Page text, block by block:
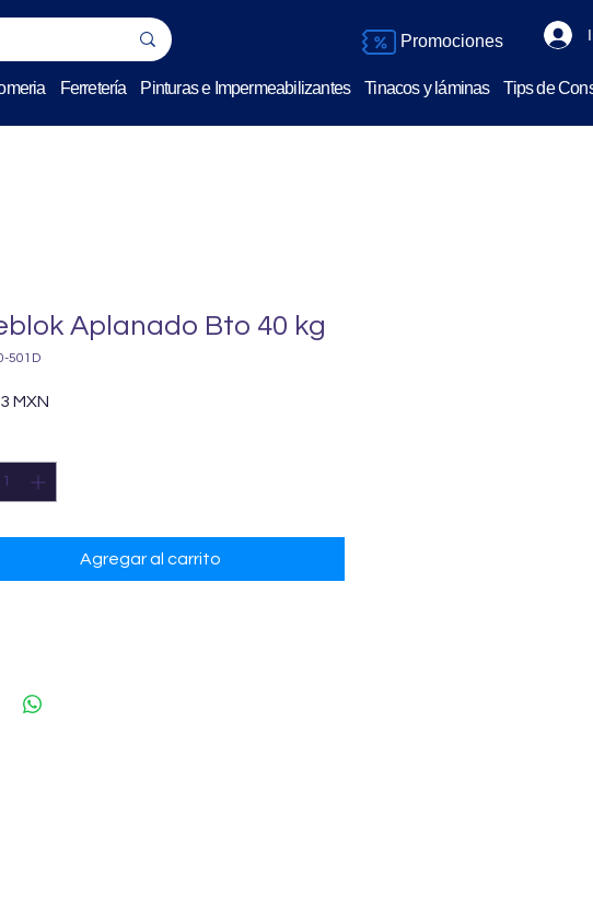
Ferretería Pinturas e Impermeabilizantes Tinacos y láminas Tips de
Promociones
Aplanado Bto 40 kg
501D
MXN
Agregar al carrito